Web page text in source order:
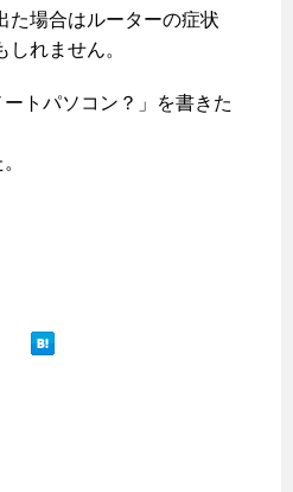
た場合はルーターの症状
しれません。
トパソコン？」を書きた